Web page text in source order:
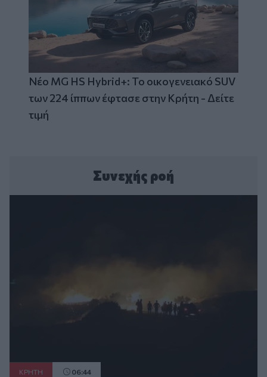
Νέο MG HS Hybrid+: Το οικογενειακό SUV
των 224 ίππων έφτασε στην Κρήτη - Δείτε
τιμή
Συνεχής ροή
ΚΡΗΤΗ 06:44